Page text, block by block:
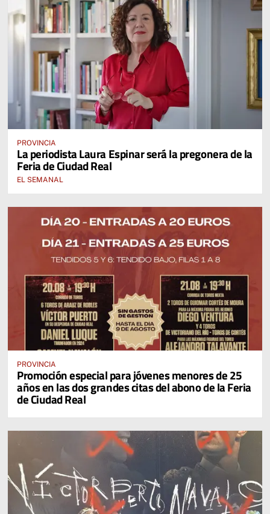
PROVINCIA
La periodista Laura Espinar será la pregonera de la
Feria de Ciudad Real
EL SEMANAL
PROVINCIA
Promoción especial para jóvenes menores de 25
años en las dos grandes citas del abono de la Feria
de Ciudad Real